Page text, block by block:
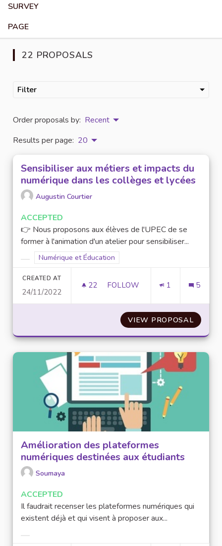
SURVEY
PAGE
22 PROPOSALS
Filter
Order proposals by: Recent
Results per page: 20
Sensibiliser aux métiers et impacts du
numérique dans les collèges et lycées
Augustin Courtier
ACCEPTED
👉 Nous proposons aux élèves de l'UPEC de se
former à l'animation d'un atelier pour sensibiliser...
Filter results for category:
Filter results for scope: Numérique et Éducation
Numérique et Éducation
CREATED AT
24/11/2022
22 22 FOLLOWERS
FOLLOW 1 5
VIEW PROPOSAL
Amélioration des plateformes
numériques destinées aux étudiants
Soumaya
ACCEPTED
Il faudrait recenser les plateformes numériques qui
existent déjà et qui visent à proposer aux...